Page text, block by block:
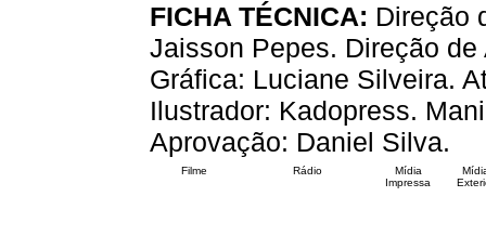
FICHA TÉCNICA: Direção
Jaisson Pepes. Direção
Gráfica: Luciane Silveira.
Ilustrador: Kadopress.
Aprovação: Daniel Silva.
Filme Rádio
Mídia
Impressa